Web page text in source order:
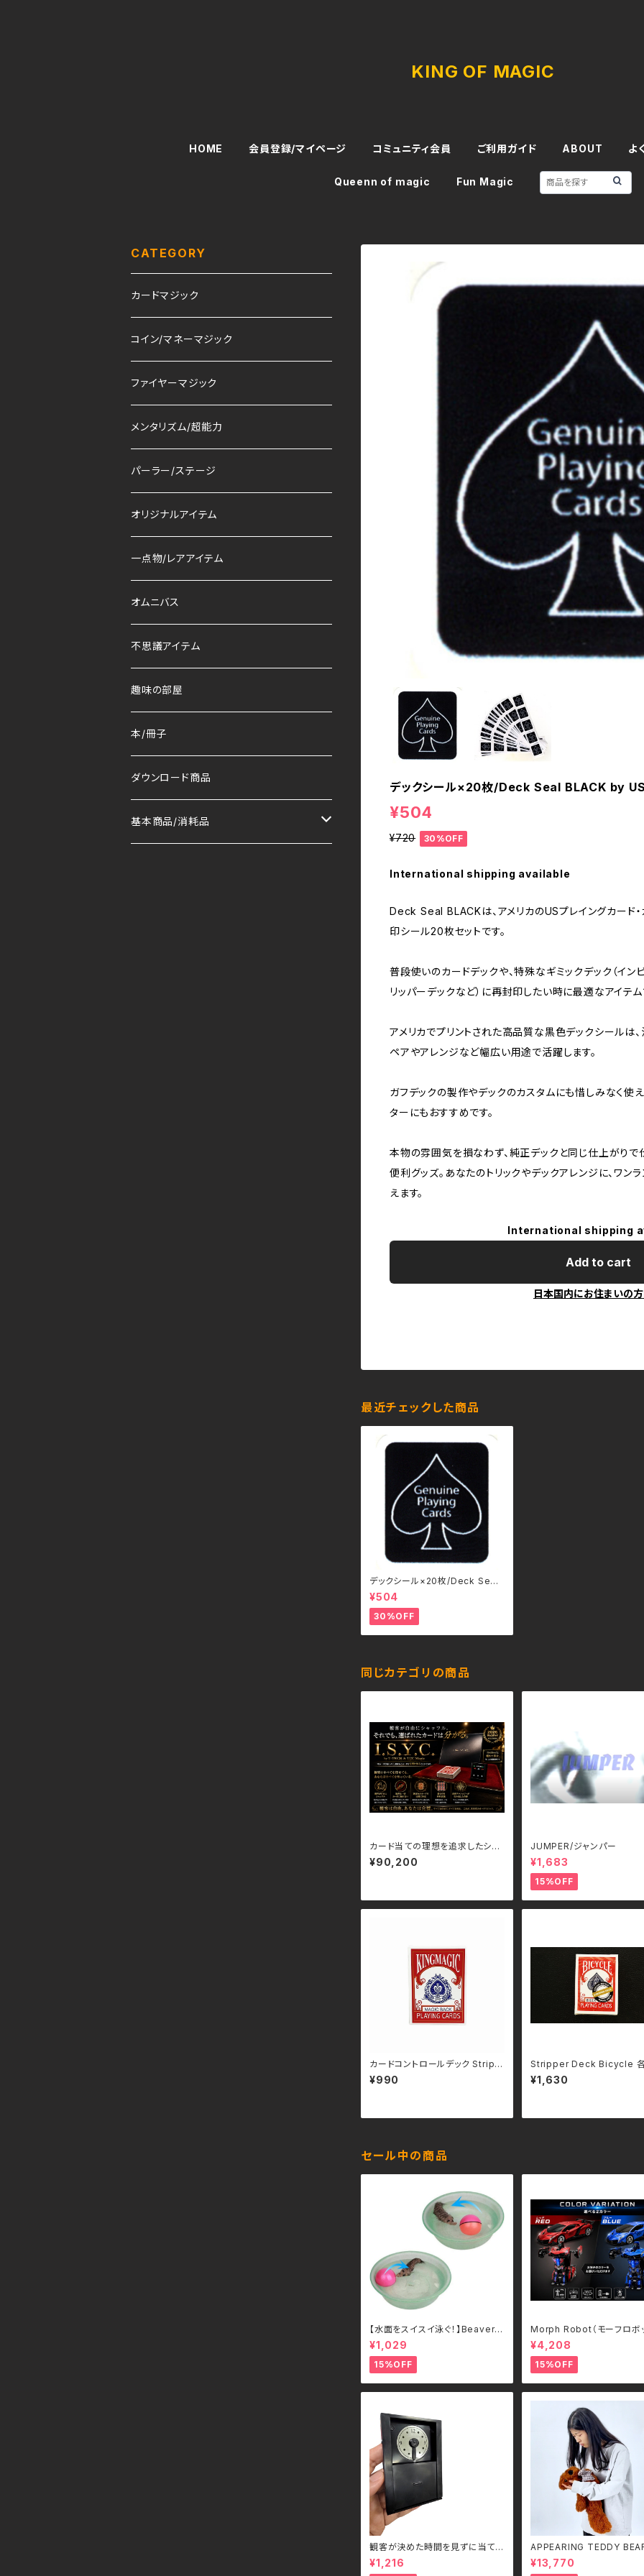
KING OF MAGIC
HOME 会員登録/マイページ コミュニティ会員 ご利用ガイド ABOUT よ
Queenn of magic Fun Magic
デックシール×20枚/Deck Seal BLACK by
¥504
¥720 30%OFF
International shipping available
Deck Seal BLACKは、アメリカのUSプレイングカード
印シール20枚セットです。
普段使いのカードデックや、特殊なギミックデック（イン
リッパーデックなど）に再封印したい時に最適なアイテム
アメリカでプリントされた高品質な黒色デックシールは
ペアやアレンジなど幅広い用途で活躍します。
ガフデックの製作やデックのカスタムにも惜しみなく使
ターにもおすすめです。
本物の雰囲気を損なわず、純正デックと同じ仕上がり
便利グッズ。あなたのトリックやデックアレンジに、ワン
えます。
International shipping
Add to cart
日本国内にお住まいの
最近チェックした商品
デックシール×20枚/Deck Seal
BLACK by US Playing Card C
ompany
¥504
30%OFF
同じカテゴリの商品
カード当ての理想を追求したシス
テム I.S.Y.C. by T-TECH & TC
C Magic
¥90,200
JUMPER/ジャンパー
¥1,683
15%OFF
カードコントロールデック Stripp
er Deck（KING MAGIC）- 日本
語補足解説+動画解説付
¥990
Stripper Deck Bicycle
日本語補足解説書付き
¥1,630
セール中の商品
【水面をスイスイ泳ぐ！】Beaver's
Ball 電動ビーバーボール 犬・猫
用 ペットトイ
¥1,029
15%OFF
Morph Robot（モーフロボッ
｜ボタンひとつで瞬間変形！
ーツカー＆ロボット 2WAYラ
ン（2.4GHz・USB充電式）
¥4,208
15%OFF
観客が決めた時間を見ずに当てる
- Guess the Time
¥1,216
APPEARING TEDDY
MALL）
¥13,770
CATEGORY
カードマジック
コイン/マネーマジック
ファイヤーマジック
メンタリズム/超能力
パーラー/ステージ
オリジナルアイテム
一点物/レアアイテム
オムニバス
不思議アイテム
趣味の部屋
本/冊子
ダウンロード商品
基本商品/消耗品